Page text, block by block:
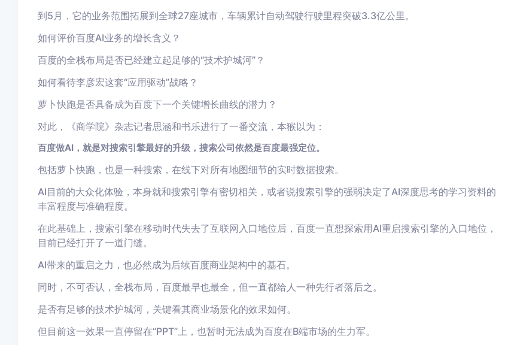
到5月，它的业务范围拓展到全球27座城市，车辆累计自动驾驶行驶里程突破3.3亿公里。
如何评价百度AI业务的增长含义？
百度的全栈布局是否已经建立起足够的“技术护城河”？
如何看待李彦宏这套“应用驱动”战略？
萝卜快跑是否具备成为百度下一个关键增长曲线的潜力？
对此，《商学院》杂志记者思涵和书乐进行了一番交流，本猴以为：
百度做AI，就是对搜索引擎最好的升级，搜索公司依然是百度最强定位。
包括萝卜快跑，也是一种搜索，在线下对所有地图细节的实时数据搜索。
AI目前的大众化体验，本身就和搜索引擎有密切相关，或者说搜索引擎的强弱决定了AI深度思考的学习资料的
丰富程度与准确程度。
在此基础上，搜索引擎在移动时代失去了互联网入口地位后，百度一直想探索用AI重启搜索引擎的入口地位，
目前已经打开了一道门缝。
AI带来的重启之力，也必然成为后续百度商业架构中的基石。
同时，不可否认，全栈布局，百度最早也最全，但一直都给人一种先行者落后之。
是否有足够的技术护城河，关键看其商业场景化的效果如何。
但目前这一效果一直停留在“PPT”上，也暂时无法成为百度在B端市场的生力军。